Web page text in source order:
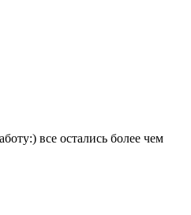
все остались более чем